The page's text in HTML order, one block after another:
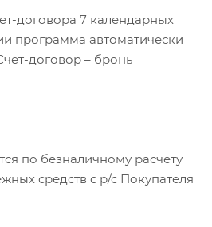
договора 7 календарных
программа автоматически
договор – бронь
по безналичному расчету
средств с р/с Покупателя